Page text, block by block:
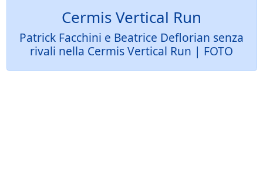
Cermis Vertical Run
Patrick Facchini e Beatrice Deflorian senza
rivali nella Cermis Vertical Run | FOTO